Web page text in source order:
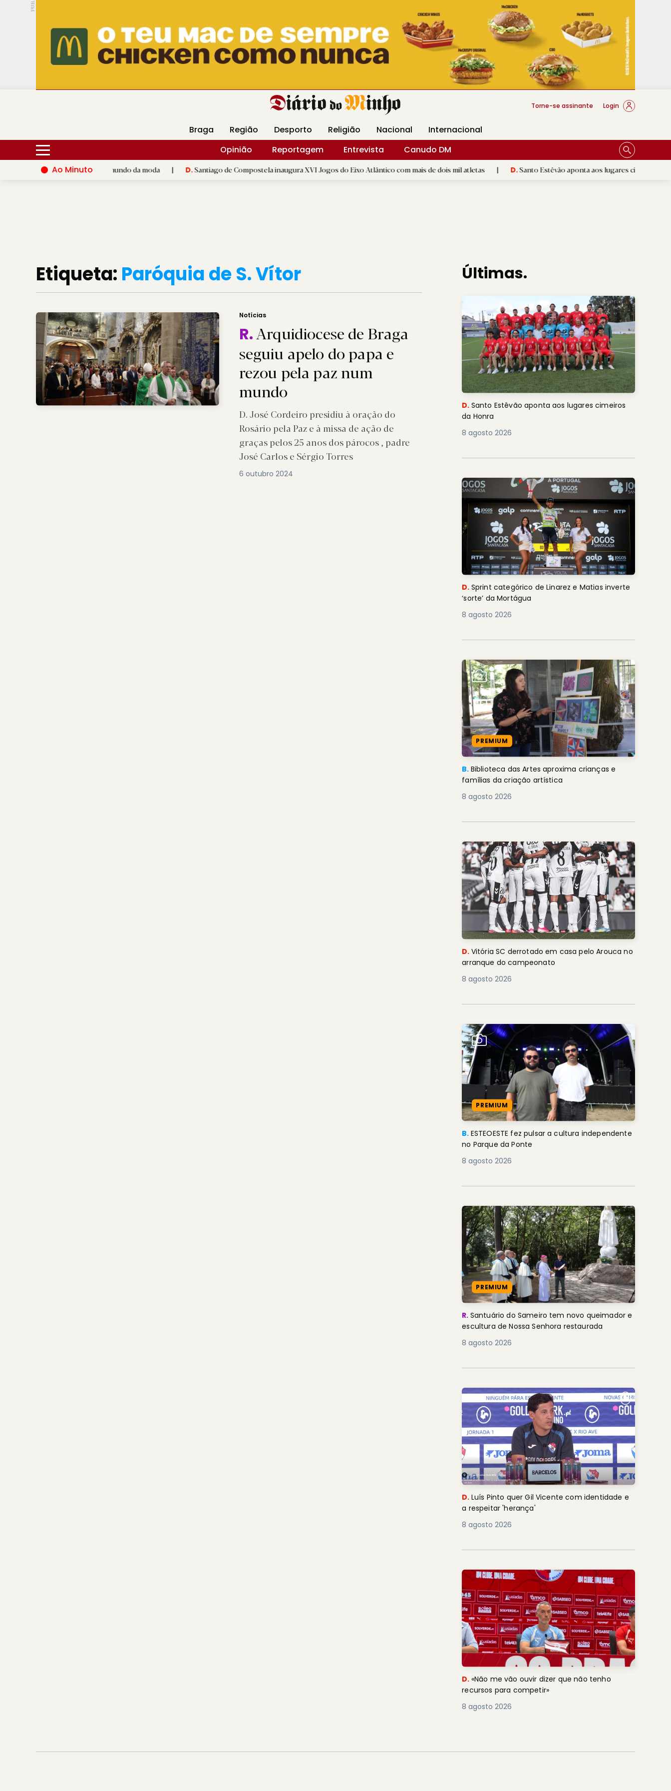
PUB.
Hoje 16ºC 28ºC DMtv Revista Minha Gráfica DM Livraria DM Arquidiocese Braga
Torne-se assinante Login
Braga Região Desporto Religião Nacional
Internacional
Opinião
Reportagem Entrevista
Canudo DM
Ao Minuto
e à inovação do mundo da moda | D.Santiago de Compostela inaugura XVI Jogos do Eixo Atlântico com mais de dois mil atletas | D.Santo Estêvão aponta aos lugares cimeiros da Honra
Etiqueta: Paróquia de S. Vítor
Notícias
R.Arquidiocese de Braga
seguiu apelo do papa e
rezou pela paz num
mundo
D. José Cordeiro presidiu à oração do
Rosário pela Paz e à missa de ação de
graças pelos 25 anos dos párocos , padre
José Carlos e Sérgio Torres
6 outubro 2024
Últimas.
D. Santo Estêvão aponta aos lugares cimeiros
da Honra
8 agosto 2026
D. Sprint categórico de Linarez e Matias inverte
‘sorte’ da Mortágua
8 agosto 2026
PREMIUM
B. Biblioteca das Artes aproxima crianças e
famílias da criação artística
8 agosto 2026
D. Vitória SC derrotado em casa pelo Arouca no
arranque do campeonato
8 agosto 2026
PREMIUM
B. ESTEOESTE fez pulsar a cultura independente
no Parque da Ponte
8 agosto 2026
PREMIUM
R. Santuário do Sameiro tem novo queimador e
escultura de Nossa Senhora restaurada
8 agosto 2026
D. Luís Pinto quer Gil Vicente com identidade e
a respeitar 'herança'
8 agosto 2026
D. «Não me vão ouvir dizer que não tenho
recursos para competir»
8 agosto 2026